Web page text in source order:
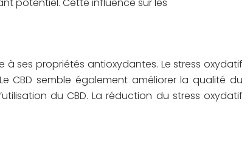
ses propriétés antioxydantes. Le stress oxydatif
CBD semble également améliorer la qualité du
du CBD. La réduction du stress oxydatif